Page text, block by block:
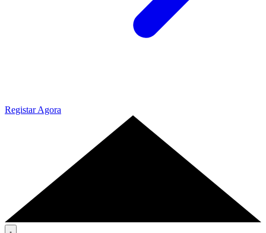
Registar Agora